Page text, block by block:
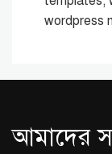
wordpress
আমাদের